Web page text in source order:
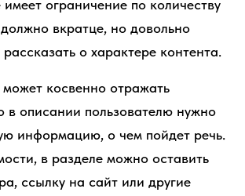
ограничение по количеству
вкратце, но довольно
о характере контента.
косвенно отражать
в описании пользователю нужно
информацию, о чем пойдет речь.
в разделе можно оставить
ссылку на сайт или другие